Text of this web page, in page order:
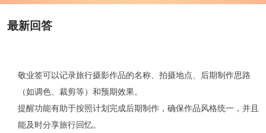
最新回答
敬业签可以记录旅行摄影作品的名称、拍摄地点、后期制作思路
（如调色、裁剪等）和预期效果。
提醒功能有助于按照计划完成后期制作，确保作品风格统一，并且
能及时分享旅行回忆。